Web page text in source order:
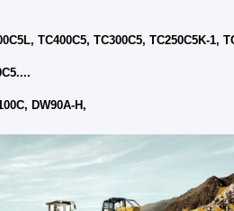
TC400C5, TC300C5, TC250C5K-1,
DW90A-H,